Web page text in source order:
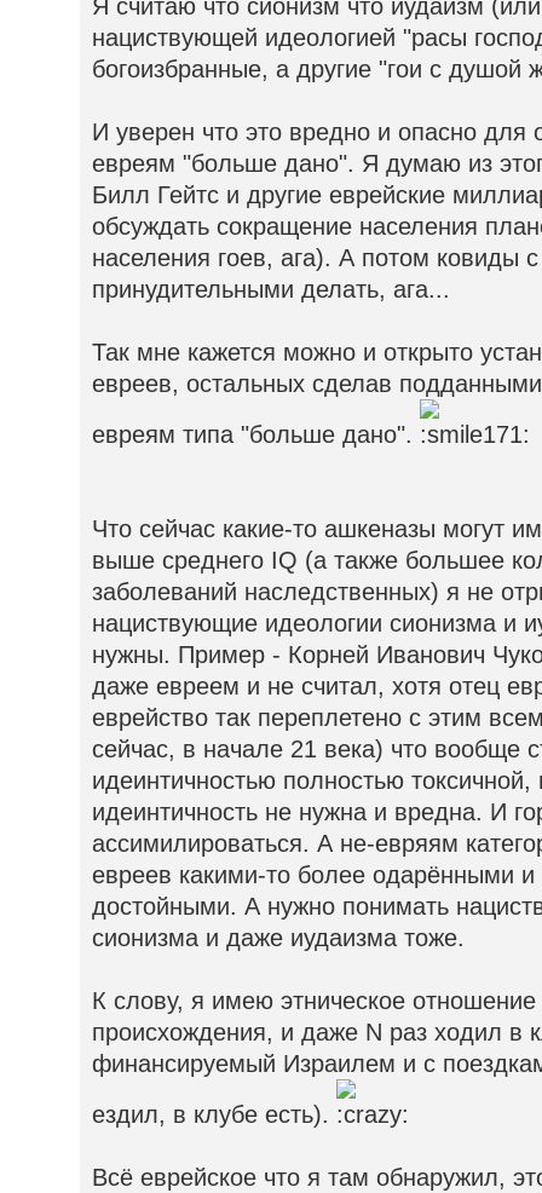
Я считаю что сионизм что иудаизм
нациствующей идеологией "расы
богоизбранные, а другие "гои с душой
И уверен что это вредно и опасно для
евреям "больше дано". Я думаю из
Билл Гейтс и другие еврейские
обсуждать сокращение населения
населения гоев, ага). А потом ковиды
принудительными делать, ага...
Так мне кажется можно и открыто
евреев, остальных сделав
евреям типа "больше дано".
Что сейчас какие-то ашкеназы могут
выше среднего IQ (а также большее
заболеваний наследственных) я не
нациствующие идеологии сионизма и
нужны. Пример - Корней Иванович
даже евреем и не считал, хотя отец
еврейство так переплетено с этим
сейчас, в начале 21 века) что вообще
идеинтичностью полностью
идеинтичность не нужна и вредна. И
ассимилироваться. А не-евряям
евреев какими-то более одарёнными и
достойными. А нужно понимать
сионизма и даже иудаизма тоже.
К слову, я имею этническое отношение
происхождения, и даже N раз ходил в
финансируемый Израилем и с
ездил, в клубе есть).
Всё еврейское что я там обнаружил,